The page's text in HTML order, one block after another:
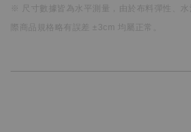
※ 尺寸數據皆為水平測量， 由於布料彈性、水
際商品規格略有誤差 ±3cm 均屬正常。